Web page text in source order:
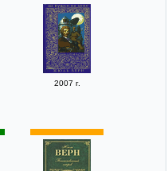
2007 г.